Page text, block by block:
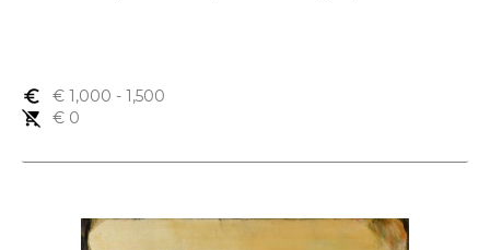
euro_symbol € 1,000 - 1,500
remove_shopping_cart
€ 0